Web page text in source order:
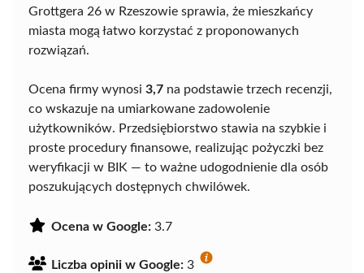
Grottgera 26 w Rzeszowie sprawia, że mieszkańcy
miasta mogą łatwo korzystać z proponowanych
rozwiązań.
Ocena firmy wynosi 3,7 na podstawie trzech recenzji,
co wskazuje na umiarkowane zadowolenie
użytkowników. Przedsiębiorstwo stawia na szybkie i
proste procedury finansowe, realizując pożyczki bez
weryfikacji w BIK — to ważne udogodnienie dla osób
poszukujących dostępnych chwilówek.
Ocena w Google: 3.7
Liczba opinii w Google: 3